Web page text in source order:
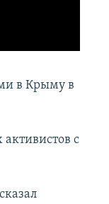
в Крыму в
с